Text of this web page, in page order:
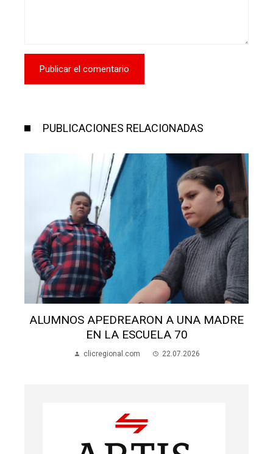
PUBLICACIONES RELACIONADAS
ALUMNOS APEDREARON A UNA MADRE
EN LA ESCUELA 70
clicregional.com 22.07.2026